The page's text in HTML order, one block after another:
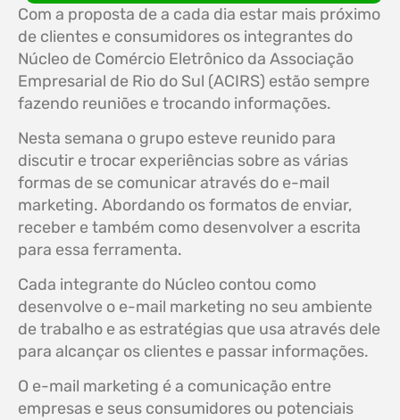
Com a proposta de a cada dia estar mais próximo
de clientes e consumidores os integrantes do
Núcleo de Comércio Eletrônico da Associação
Empresarial de Rio do Sul (ACIRS) estão sempre
fazendo reuniões e trocando informações.
Nesta semana o grupo esteve reunido para
discutir e trocar experiências sobre as várias
formas de se comunicar através do e-mail
marketing. Abordando os formatos de enviar,
receber e também como desenvolver a escrita
para essa ferramenta.
Cada integrante do Núcleo contou como
desenvolve o e-mail marketing no seu ambiente
de trabalho e as estratégias que usa através dele
para alcançar os clientes e passar informações.
O e-mail marketing é a comunicação entre
empresas e seus consumidores ou potenciais